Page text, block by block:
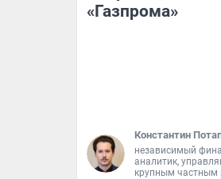
«Газпрома»
Константин
независимый
аналитик,
крупным частным